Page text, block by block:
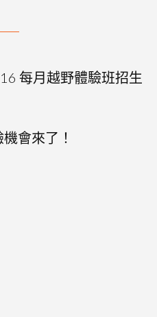
每月越野體驗班招生
會來了！